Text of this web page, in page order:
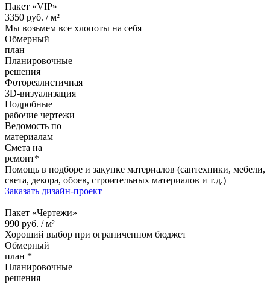
Пакет «VIP»
3350 руб. /м²
Мы возьмем все хлопоты на себя
Обмерный
план
Планировочные
решения
Фотореалистичная
3D-визуализация
Подробные
рабочие чертежи
Ведомость по
материалам
Смета на
ремонт*
Помощь в подборе и закупке материалов (сантехники, мебели,
света, декора, обоев, строительных материалов и т.д.)
Заказать дизайн-проект
Пакет «Чертежи»
990 руб. /м²
Хороший выбор при ограниченном бюджет
Обмерный
план *
Планировочные
решения